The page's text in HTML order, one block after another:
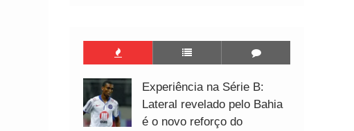
Experiência na Série B:
Lateral revelado pelo Bahia
é o novo reforço do